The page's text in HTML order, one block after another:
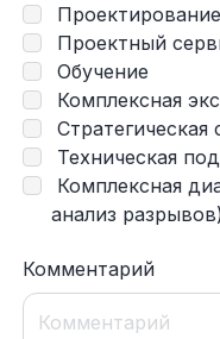
Проектный
Обучение
Комплексная
Стратегическая
Техническая
Комплексная
анализ
Комментарий